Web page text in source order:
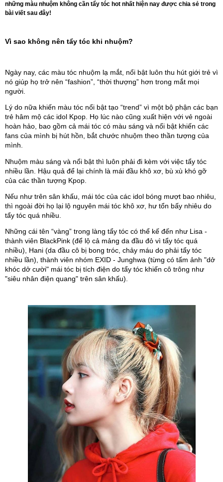
những màu nhuộm không cần tẩy tóc hot nhất hiện nay được chia sẻ trong
bài viết sau đây!
Vì sao không nên tẩy tóc khi nhuộm?
Ngày nay, các màu tóc nhuộm lạ mắt, nổi bật luôn thu hút giới trẻ vì
nó giúp họ trở nên “fashion”, “thời thượng” hơn trong mắt mọi
người.
Lý do nữa khiến màu tóc nổi bật tạo “trend” vì một bộ phận các bạn
trẻ hâm mộ các idol Kpop. Họ lúc nào cũng xuất hiện với vẻ ngoài
hoàn hảo, bao gồm cả mái tóc có màu sáng và nổi bật khiến các
fans của mình bị hút hồn, bắt chước nhuộm theo thần tượng của
mình.
Nhuộm màu sáng và nổi bật thì luôn phải đi kèm với việc tẩy tóc
nhiều lần. Hậu quả để lại chính là mái đầu khô xơ, bù xù khó gỡ
của các thần tượng Kpop.
Nếu như trên sân khấu, mái tóc của các idol bóng mượt bao nhiêu,
thì ngoài đời họ lại lộ nguyên mái tóc khô xơ, hư tổn bấy nhiêu do
tẩy tóc quá nhiều.
Những cái tên “vàng” trong làng tẩy tóc có thể kế đến như Lisa -
thành viên BlackPink (để lộ cả mảng da đầu đỏ vì tẩy tóc quá
nhiều), Hani (da đầu cô bị bong tróc, chảy máu do phải tẩy tóc
nhiều lần), thành viên nhóm EXID - Junghwa (từng có tấm ảnh "dở
khóc dở cười" mái tóc bị tích điện do tẩy tóc khiến cô trông như
"siêu nhân điện quang" trên sân khấu).